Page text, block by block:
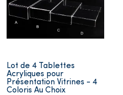
Lot de 4 Tablettes
Acryliques pour
Présentation Vitrines - 4
Coloris Au Choix